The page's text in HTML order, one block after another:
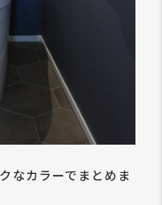
なカラーでまとめま